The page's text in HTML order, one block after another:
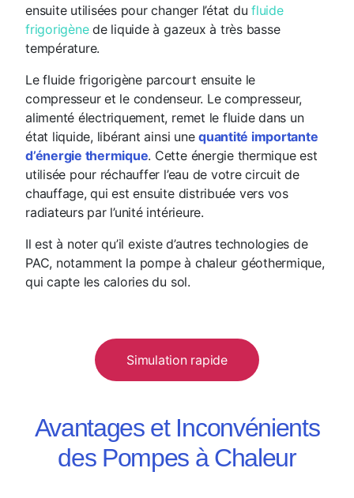
ensuite utilisées pour changer l’état dufluide
frigorigènede liquide à gazeux à très basse
température.
Le fluide frigorigène parcourt ensuite le
compresseur et le condenseur. Le compresseur,
alimenté électriquement, remet le fluide dans un
état liquide, libérant ainsi unequantité importante
d’énergie thermique. Cette énergie thermique est
utilisée pour réchauffer l’eau de votre circuit de
chauffage, qui est ensuite distribuée vers vos
radiateurs par l’unité intérieure.
Il est à noter qu’il existe d’autres technologies de
PAC, notamment la pompe à chaleur géothermique,
qui capte les calories du sol.
Simulation rapide
Avantages et Inconvénients
des Pompes à Chaleur